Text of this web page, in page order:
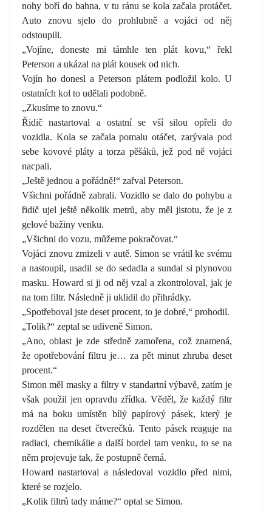
nohy boří do bahna, v tu ránu se kola začala protáčet.
Auto znovu sjelo do prohlubně a vojáci od něj
odstoupili.
„Vojíne, doneste mi támhle ten plát kovu,“ řekl
Peterson a ukázal na plát kousek od nich.
Vojín ho donesl a Peterson plátem podložil kolo. U
ostatních kol to udělali podobně.
„Zkusíme to znovu.“
Řidič nastartoval a ostatní se vší silou opřeli do
vozidla. Kola se začala pomalu otáčet, zarývala pod
sebe kovové pláty a torza pěšáků, jež pod ně vojáci
nacpali.
„Ještě jednou a pořádně!“ zařval Peterson.
Všichni pořádně zabrali. Vozidlo se dalo do pohybu a
řidič ujel ještě několik metrů, aby měl jistotu, že je z
gelové bažiny venku.
„Všichni do vozu, můžeme pokračovat.“
Vojáci znovu zmizeli v autě. Simon se vrátil ke svému
a nastoupil, usadil se do sedadla a sundal si plynovou
masku. Howard si ji od něj vzal a zkontroloval, jak je
na tom filtr. Následně ji uklidil do přihrádky.
„Spotřeboval jste deset procent, to je dobré,“ prohodil.
„Tolik?“ zeptal se udiveně Simon.
„Ano, oblast je zde středně zamořena, což znamená,
že opotřebování filtru je… za pět minut zhruba deset
procent.“
Simon měl masky a filtry v standartní výbavě, zatím je
však použil jen opravdu zřídka. Věděl, že každý filtr
má na boku umístěn bílý papírový pásek, který je
rozdělen na deset čtverečků. Tento pásek reaguje na
radiaci, chemikálie a další bordel tam venku, to se na
něm projevuje tak, že postupně černá.
Howard nastartoval a následoval vozidlo před nimi,
které se rozjelo.
„Kolik filtrů tady máme?“ optal se Simon.